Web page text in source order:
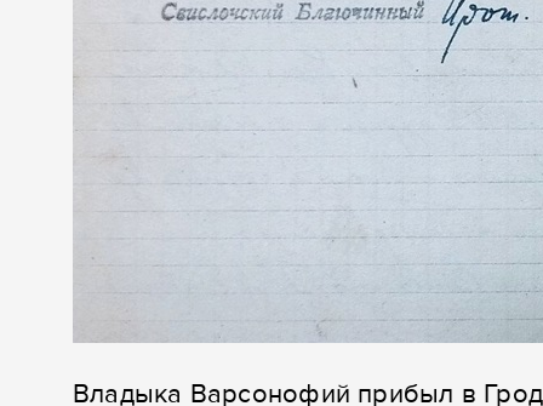
Владыка Варсонофий прибыл в